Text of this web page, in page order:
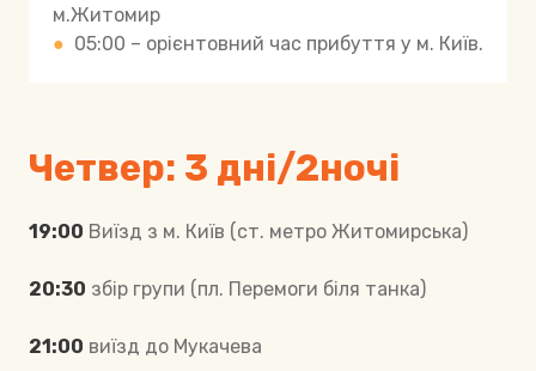
м.Житомир
● 05:00 – орієнтовний час прибуття у м. Київ.
Четвер: 3 дні/2ночі
19:00 Виїзд з м. Київ (ст. метро Житомирська)
20:30 збір групи (пл. Перемоги біля танка)
21:00 виїзд до Мукачева